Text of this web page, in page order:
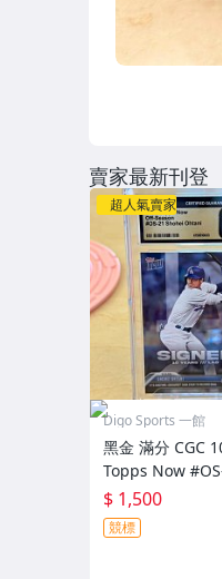
賣家最新刊登
超人氣賣家
Digo Sports 一館
黑金 滿分 CGC
Topps Now
翔平 簽約道奇隊
磯道奇
$ 1,500
競標